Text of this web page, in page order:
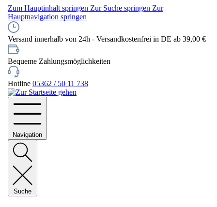
Zum Hauptinhalt springen Zur Suche springen Zur
Hauptnavigation springen
Versand innerhalb von 24h - Versandkostenfrei in DE ab 39,00 €
Bequeme Zahlungsmöglichkeiten
Hotline 05362 / 50 11 738
Navigation
Suche